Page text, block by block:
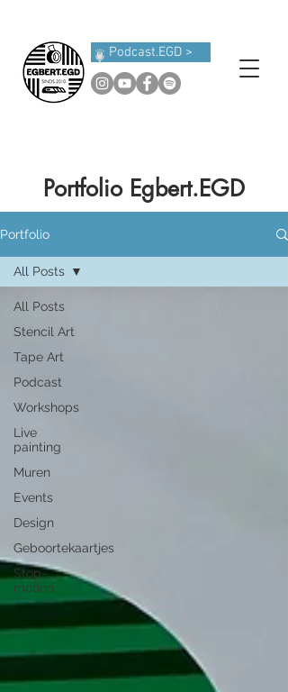
Podcast.EGD >
Portfolio Egbert.EGD
Portfolio
All Posts
Stencil Art
Tape Art
Podcast
Workshops
Live
painting
Muren
Events
Design
Geboortekaartjes
Stop-
motion
All Posts